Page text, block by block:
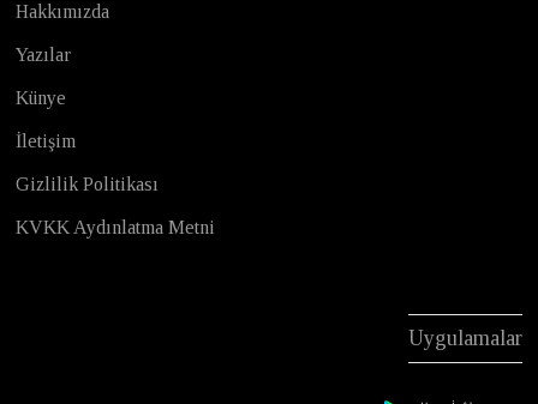
Hakkımızda
Yazılar
Künye
İletişim
Gizlilik Politikası
KVKK Aydınlatma Metni
Uygulamalar